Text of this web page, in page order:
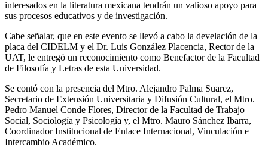
interesados en la literatura mexicana tendrán un valioso apoyo para
sus procesos educativos y de investigación.
Cabe señalar, que en este evento se llevó a cabo la develación de la
placa del CIDELM y el Dr. Luis González Placencia, Rector de la
UAT, le entregó un reconocimiento como Benefactor de la Facultad
de Filosofía y Letras de esta Universidad.
Se contó con la presencia del Mtro. Alejandro Palma Suarez,
Secretario de Extensión Universitaria y Difusión Cultural, el Mtro.
Pedro Manuel Conde Flores, Director de la Facultad de Trabajo
Social, Sociología y Psicología y, el Mtro. Mauro Sánchez Ibarra,
Coordinador Institucional de Enlace Internacional, Vinculación e
Intercambio Académico.